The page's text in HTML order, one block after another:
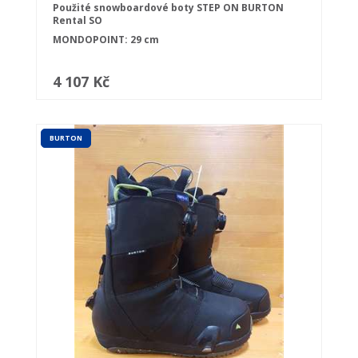
Použité snowboardové boty STEP ON BURTON
Rental SO
MONDOPOINT: 29 cm
4 107 Kč
BURTON